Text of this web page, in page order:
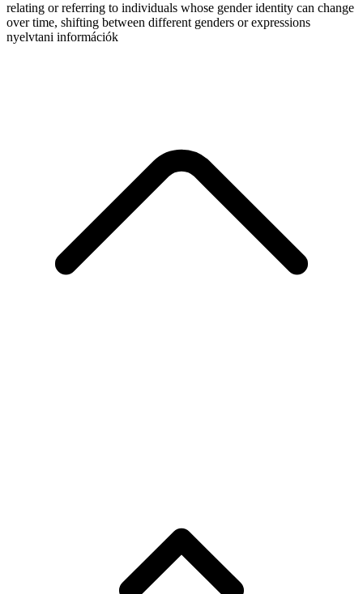
relating or referring to individuals whose gender identity can change
over time, shifting between different genders or expressions
nyelvtani információk